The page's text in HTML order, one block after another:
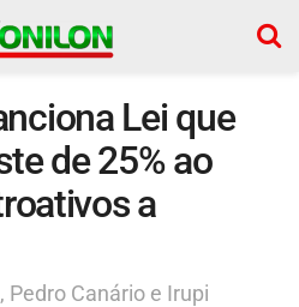
Lei que
de 25% ao
a
Canário e Irupi